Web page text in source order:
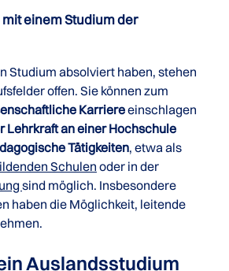
einem Studium der
Studium absolviert haben, stehen
offen. Sie können zum
Karriereeinschlagen
Lehrkraft an einer Hochschule
Tätigkeiten, etwa als
Schulen oder in der
sind möglich. Insbesondere
haben die Möglichkeit, leitende
Auslandsstudium